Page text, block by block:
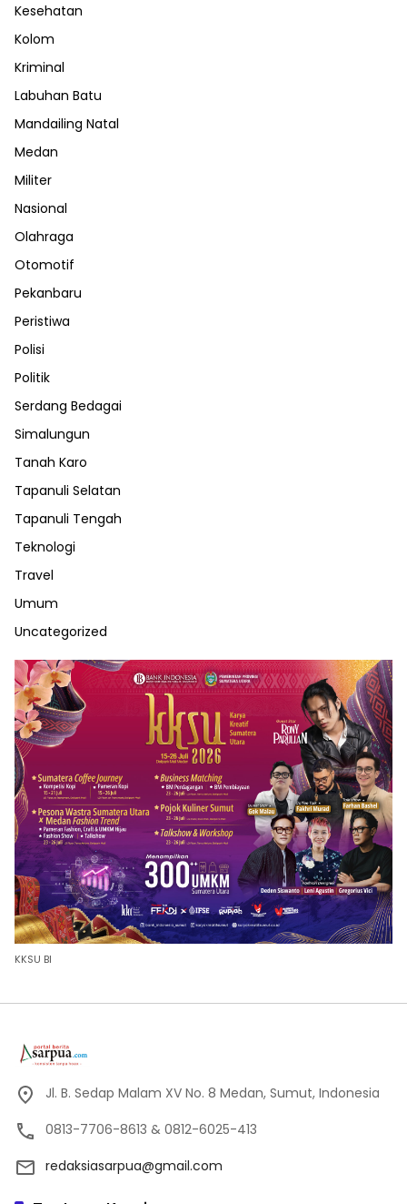
Kesehatan
Kolom
Kriminal
Labuhan Batu
Mandailing Natal
Medan
Militer
Nasional
Olahraga
Otomotif
Pekanbaru
Peristiwa
Polisi
Politik
Serdang Bedagai
Simalungun
Tanah Karo
Tapanuli Selatan
Tapanuli Tengah
Teknologi
Travel
Umum
Uncategorized
KKSU BI
Jl. B. Sedap Malam XV No. 8 Medan, Sumut, Indonesia
0813-7706-8613 & 0812-6025-413
redaksiasarpua@gmail.com